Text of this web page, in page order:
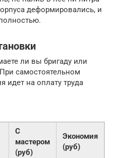
деформировались, и
ли вы бригаду или
самостоятельном
идет на оплату труда
С
мастером
(руб)
Экономия
(руб)